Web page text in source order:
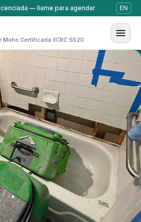
— llame para agendar EN
Moho Certificada IICRC S520